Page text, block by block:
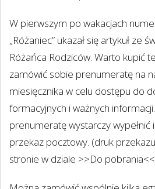
W pierwszym po wakacjach
„Różaniec” ukazał się artykuł ze
Różańca Rodziców. Warto kupić
zamówić sobie prenumeratę na
miesięcznika w celu dostępu do
formacyjnych i ważnych
prenumeratę wystarczy wypełnić
przekaz pocztowy. (druk
stronie w dziale >>Do